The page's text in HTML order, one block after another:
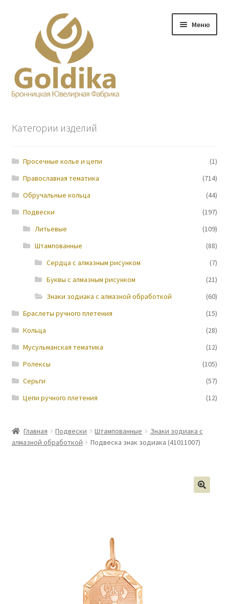
навигации
содержимому
Меню
Прайс-лист
Контакты
Новости
Категории изделий
Просечные колье и цепи
(1)
Православная тематика
(714)
Обручальные кольца
(44)
Подвески
(197)
Литьевые
(109)
Штампованные
(88)
Cердца с алмазным рисунком
(7)
Буквы с алмазным рисунком
(21)
Знаки зодиака с алмазной обработкой
(60)
Браслеты ручного плетения
(15)
Кольца
(28)
Мусульманская тематика
(12)
Ролексы
(105)
Серьги
(57)
Цепи ручного плетения
(12)
Главная Подвески Штампованные
Знаки зодиака с
алмазной обработкой
Подвеска знак зодиака (41011007)